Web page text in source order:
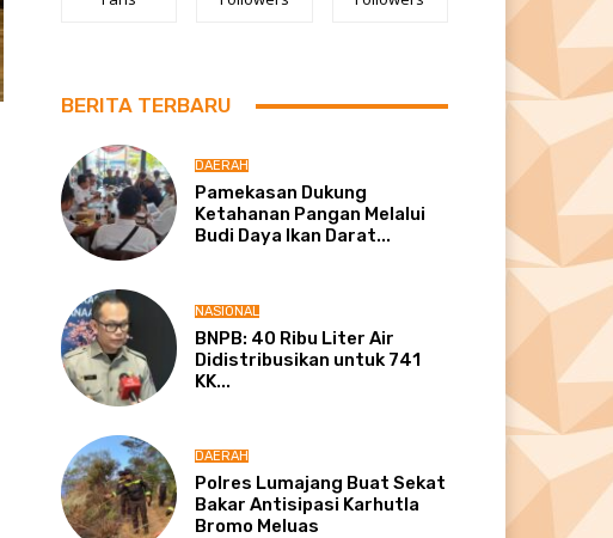
BERITA TERBARU
DAERAH
Pamekasan Dukung
Ketahanan Pangan Melalui
Budi Daya Ikan Darat...
NASIONAL
BNPB: 40 Ribu Liter Air
Didistribusikan untuk 741
KK...
DAERAH
Polres Lumajang Buat Sekat
Bakar Antisipasi Karhutla
Bromo Meluas